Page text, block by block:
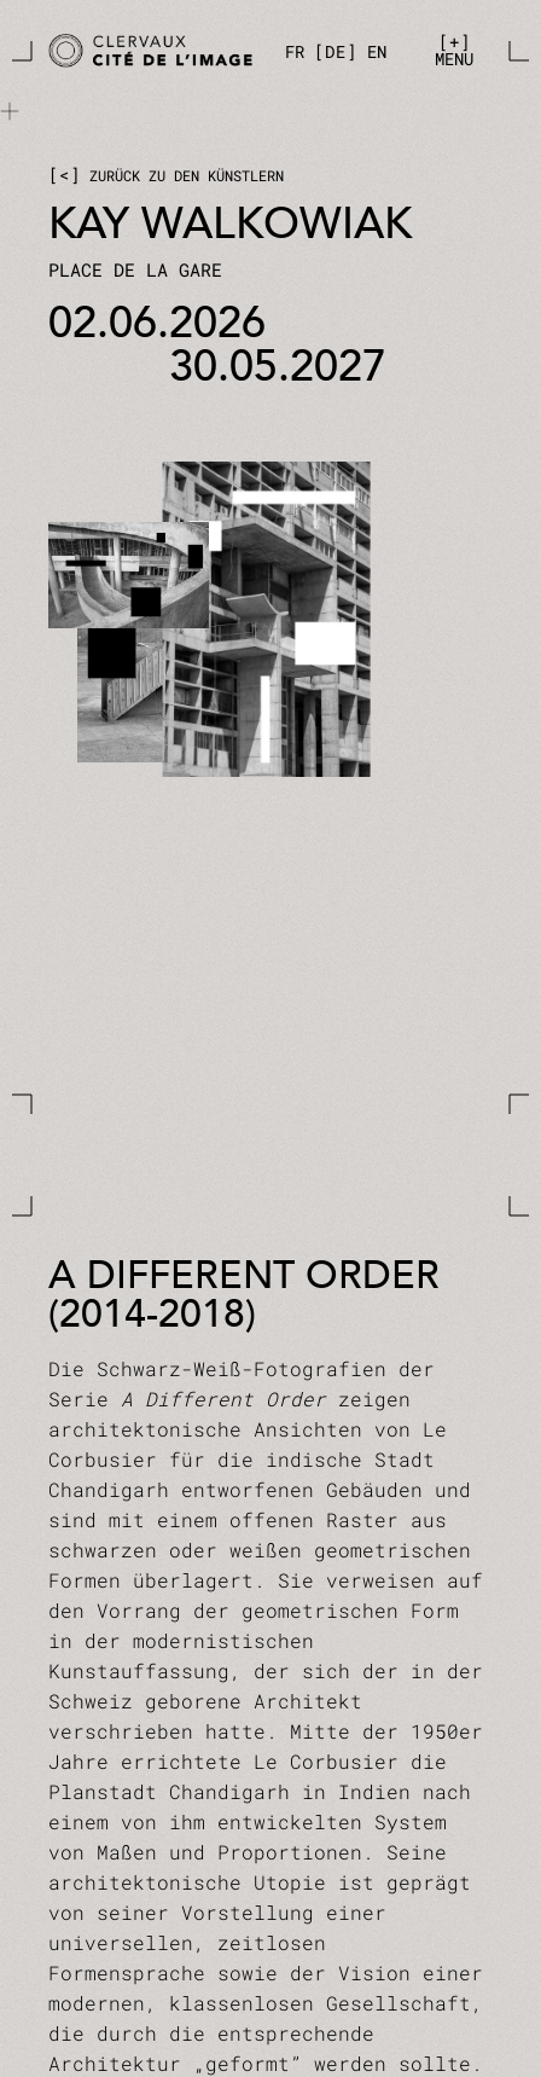
FR
DE EN +
MENU
< ZURÜCK ZU DEN KÜNSTLERN
KAY WALKOWIAK
PLACE DE LA GARE
02.06.2026
30.05.2027
A DIFFERENT ORDER
(2014-2018)
Die Schwarz-Weiß-Fotografien der
Serie A Different Orderzeigen
architektonische Ansichten von Le
Corbusier für die indische Stadt
Chandigarh entworfenen Gebäuden und
sind mit einem offenen Raster aus
schwarzen oder weißen geometrischen
Formen überlagert. Sie verweisen auf
den Vorrang der geometrischen Form
in der modernistischen
Kunstauffassung, der sich der in der
Schweiz geborene Architekt
verschrieben hatte. Mitte der 1950er
Jahre errichtete Le Corbusier die
Planstadt Chandigarh in Indien nach
einem von ihm entwickelten System
von Maßen und Proportionen. Seine
architektonische Utopie ist geprägt
von seiner Vorstellung einer
universellen, zeitlosen
Formensprache sowie der Vision einer
modernen, klassenlosen Gesellschaft,
die durch die entsprechende
Architektur „geformt” werden sollte.